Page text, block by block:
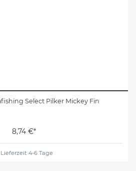
Select Pilker Mickey Fin
8,74 €*
Lieferzeit 4-6 Tage